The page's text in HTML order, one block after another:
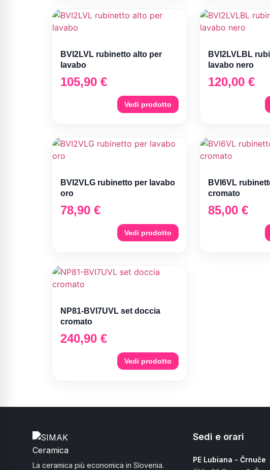
BVI2LVL rubinetto alto per
lavabo
105,90 €
Vedi prodotto
BVI2LVLBL
lavabo nero
120,00 €
BVI2VLG rubinetto per lavabo
oro
78,90 €
Vedi prodotto
BVI6VL
cromato
85,00 €
NP81-BVI7UVL set doccia
cromato
240,90 €
Vedi prodotto
La ceramica più economica in Slovenia.
Sedi e orari
PE Lubiana - Črnuče